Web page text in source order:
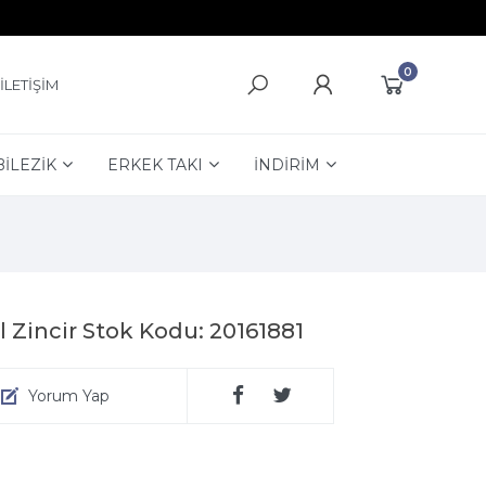
İLETİŞİM
0
ERKEK TAKI İNDİRİM
Stok Kodu: 20161881
Yorum Yap